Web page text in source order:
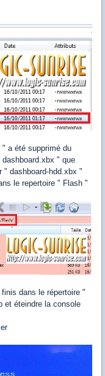
a été supprimé du
" que
" dashboard-hdd.xbx "
le repertoire " Flash "
dans le répertoire "
et éteindre la console